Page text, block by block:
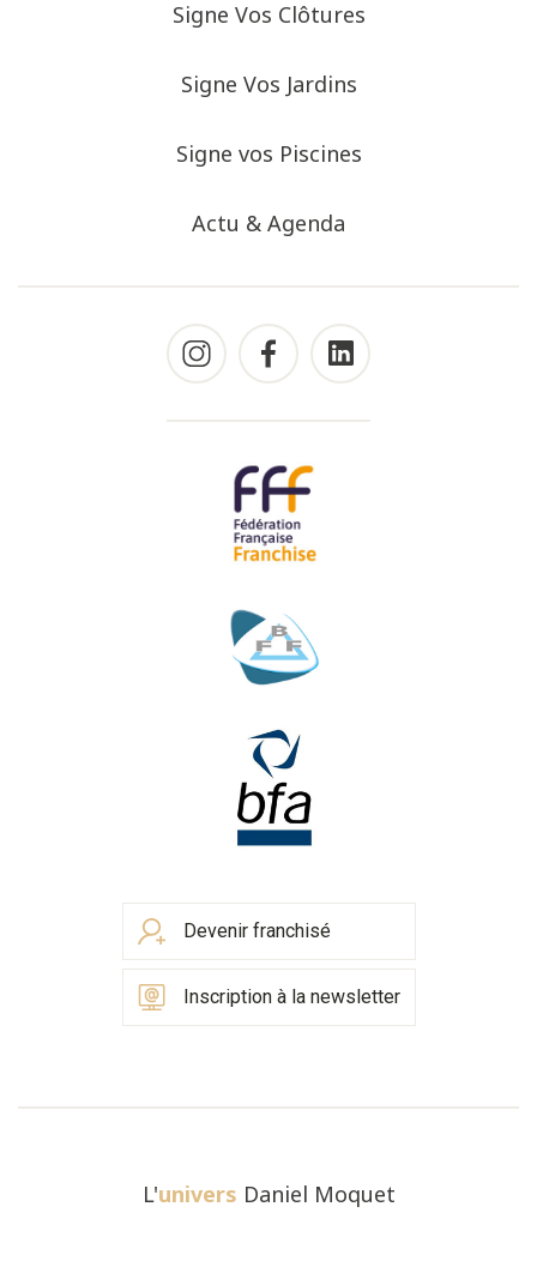
Signe Vos Clôtures
Signe Vos Jardins
Signe vos Piscines
Actu & Agenda
Devenir franchisé
Inscription à la newsletter
L'univers Daniel Moquet